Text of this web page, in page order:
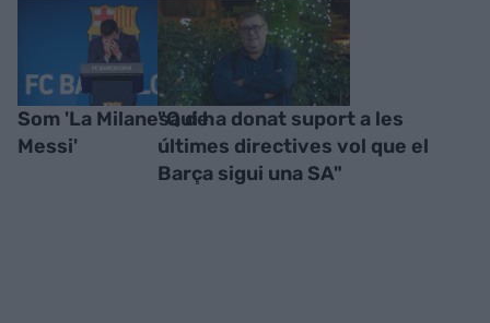
Som 'La Milanesa de
Messi'
"Qui ha donat suport a les
últimes directives vol que el
Barça sigui una SA"